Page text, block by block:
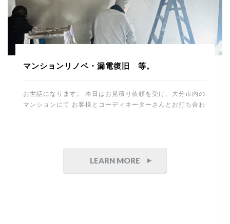
マンションリノベ・漏電復旧 等。
お世話になります。 本日はお見積り依頼を受け、大分市内の
マンションにて お客様とコーディネーターさんとお打ち合わ
で職人さんも専属の方に依頼しております。 重厚感のある石
目とコンクリート調の仕上げ。 完成が楽しみです。 これか
LEARN MORE